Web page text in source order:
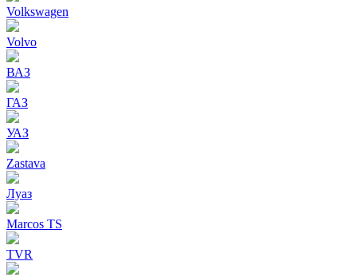
Volkswagen
Volvo
ВАЗ
ГАЗ
УАЗ
Zastava
Луаз
Marcos TS
TVR